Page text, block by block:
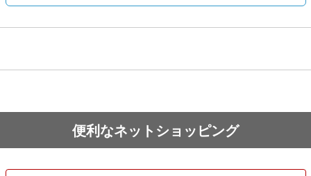
便利なネットショッピング